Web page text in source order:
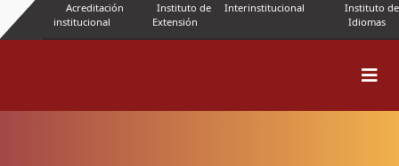
Acreditación
institucional
Instituto de
Extensión
Interinstitucional
Instituto de
Idiomas